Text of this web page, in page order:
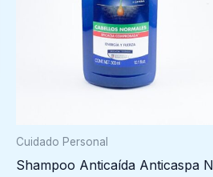
Cuidado Personal
Shampoo Anticaída Anticaspa